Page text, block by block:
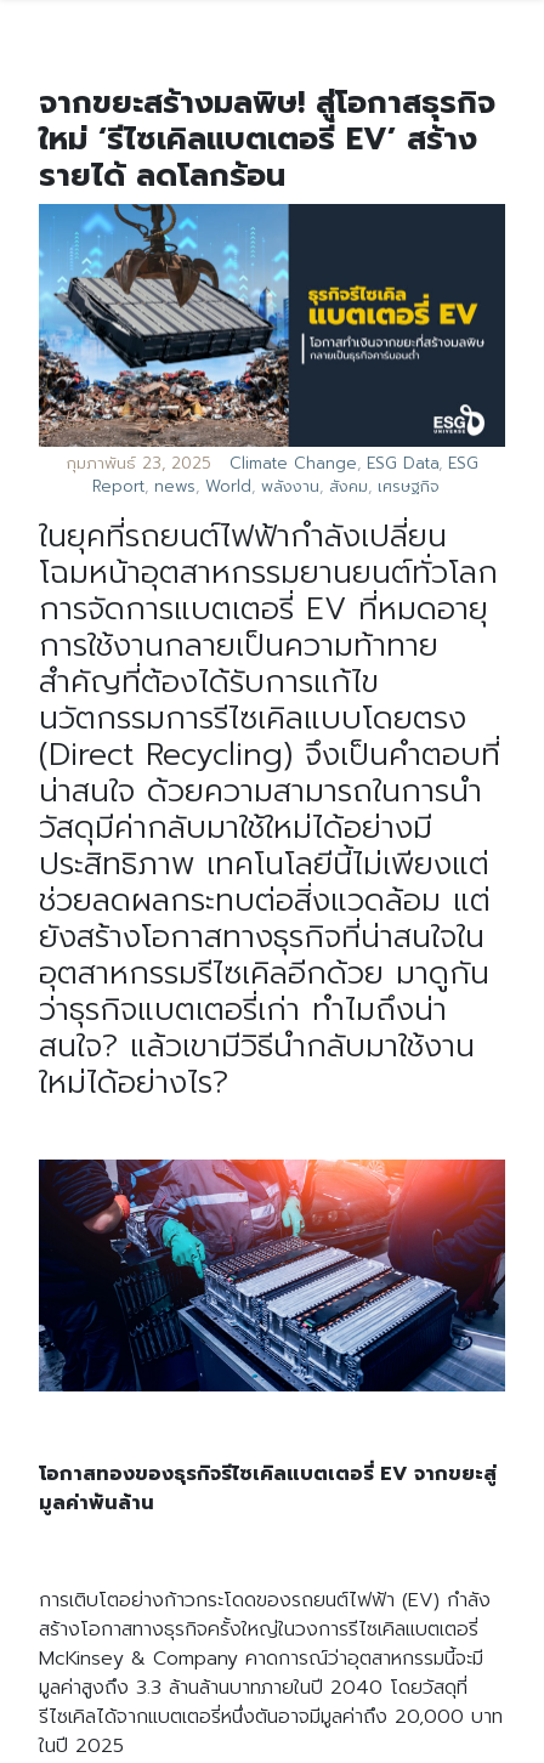
จากขยะสร้างมลพิษ! สู่โอกาสธุรกิจ
ใหม่ ‘รีไซเคิลแบตเตอรี่ EV’ สร้าง
รายได้ ลดโลกร้อน
กุมภาพันธ์ 23, 2025 Climate Change, ESG Data, ESG
Report, news, World, พลังงาน, สังคม, เศรษฐกิจ
ในยุคที่รถยนต์ไฟฟ้ากำลังเปลี่ยน
โฉมหน้าอุตสาหกรรมยานยนต์ทั่วโลก
การจัดการแบตเตอรี่ EV ที่หมดอายุ
การใช้งานกลายเป็นความท้าทาย
สำคัญที่ต้องได้รับการแก้ไข
นวัตกรรมการรีไซเคิลแบบโดยตรง
(Direct Recycling) จึงเป็นคำตอบที่
น่าสนใจ ด้วยความสามารถในการนำ
วัสดุมีค่ากลับมาใช้ใหม่ได้อย่างมี
ประสิทธิภาพ เทคโนโลยีนี้ไม่เพียงแต่
ช่วยลดผลกระทบต่อสิ่งแวดล้อม แต่
ยังสร้างโอกาสทางธุรกิจที่น่าสนใจใน
อุตสาหกรรมรีไซเคิลอีกด้วย มาดูกัน
ว่าธุรกิจแบตเตอรี่เก่า ทำไมถึงน่า
สนใจ? แล้วเขามีวิธีนำกลับมาใช้งาน
ใหม่ได้อย่างไร?
โอกาสทองของธุรกิจรีไซเคิลแบตเตอรี่ EV จากขยะสู่
มูลค่าพันล้าน
การเติบโตอย่างก้าวกระโดดของรถยนต์ไฟฟ้า (EV) กำลัง
สร้างโอกาสทางธุรกิจครั้งใหญ่ในวงการรีไซเคิลแบตเตอรี่
McKinsey & Company คาดการณ์ว่าอุตสาหกรรมนี้จะมี
มูลค่าสูงถึง 3.3 ล้านล้านบาทภายในปี 2040 โดยวัสดุที่
รีไซเคิลได้จากแบตเตอรี่หนึ่งตันอาจมีมูลค่าถึง 20,000 บาท
ในปี 2025